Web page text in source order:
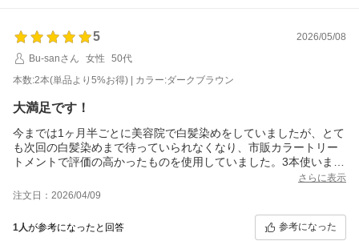
注文番号：350571-20260605-0775331210
5
2026/05/08
Bu-sanさん
女性
50代
本数:2本(単品より5%お得) | カラー:ダークブラウン
大満足です！
今までは1ヶ月半ごとに美容院で白髪染めをしていましたが、とて
も次回の白髪染めまで待っていられなくなり、市販カラートリー
トメントで評価の高かったものを使用していました。3本使いまし
すすいでも、すすいでもお湯の色は茶色、5回シャンプーをしても
もんなのだとあきらめていました。暑くて汗をかいたら、茶色の
汗が顔を伝っていました。染め上がりも、白髪部分はオレン
さらに表示
注文日：2026/04/09
1人が参考になったと回答 参考になった